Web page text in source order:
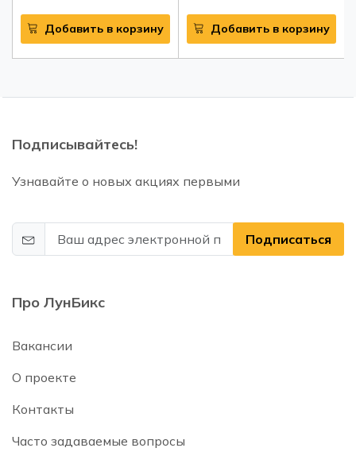
Добавить в корзину Добавить в корзину
Подписывайтесь!
Узнавайте о новых акциях первыми
Подписаться
Про ЛунБикс
Вакансии
О проекте
Контакты
Часто задаваемые вопросы